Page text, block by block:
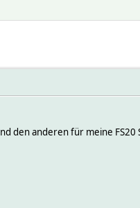
den anderen für meine FS20